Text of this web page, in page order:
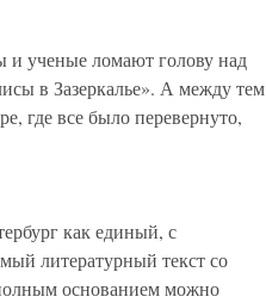
и ученые ломают голову над
в Зазеркалье». А между тем
где все было перевернуто,
как единый, с
литературный текст со
основанием можно